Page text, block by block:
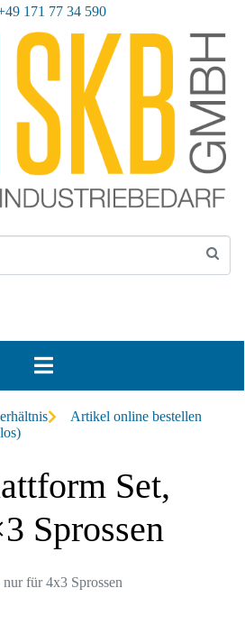
171 77 34 590
Artikel online bestellen
Set,
Sprossen
für 4x3 Sprossen